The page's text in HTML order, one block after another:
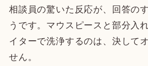
相談員の驚いた反応が、回答の
うです。マウスピースと部分入
イターで洗浄するのは、決して
せん。